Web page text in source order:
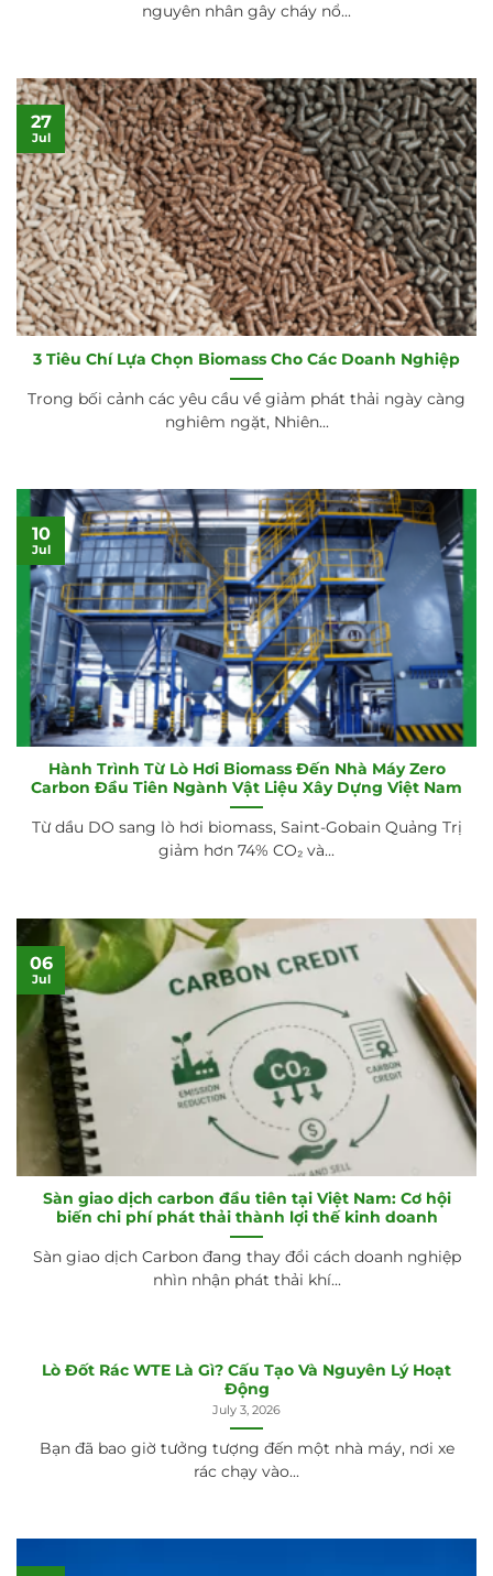
nguyên nhân gây cháy nổ...
3 Tiêu Chí Lựa Chọn Biomass Cho Các Doanh Nghiệp
Trong bối cảnh các yêu cầu về giảm phát thải ngày càng
nghiêm ngặt, Nhiên...
27
Jul
Hành Trình Từ Lò Hơi Biomass Đến Nhà Máy Zero
Carbon Đầu Tiên Ngành Vật Liệu Xây Dựng Việt Nam
Từ dầu DO sang lò hơi biomass, Saint-Gobain Quảng Trị
giảm hơn 74% CO₂ và...
10
Jul
Sàn giao dịch carbon đầu tiên tại Việt Nam: Cơ hội
biến chi phí phát thải thành lợi thế kinh doanh
Sàn giao dịch Carbon đang thay đổi cách doanh nghiệp
nhìn nhận phát thải khí...
06
Jul
Lò Đốt Rác WTE Là Gì? Cấu Tạo Và Nguyên Lý Hoạt
Động
July 3, 2026
Bạn đã bao giờ tưởng tượng đến một nhà máy, nơi xe
rác chạy vào...